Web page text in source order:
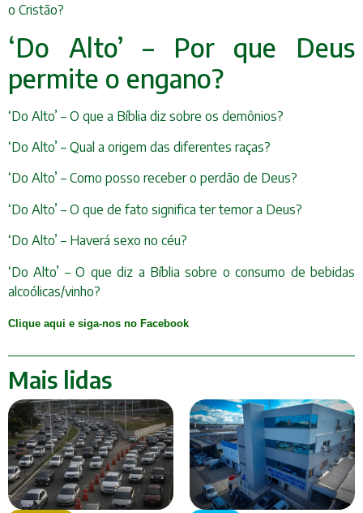
o Cristão?
‘Do Alto’ – Por que Deus
permite o engano?
‘Do Alto’ – O que a Bíblia diz sobre os demônios?
‘Do Alto’ – Qual a origem das diferentes raças?
‘Do Alto’ – Como posso receber o perdão de Deus?
‘Do Alto’ – O que de fato significa ter temor a Deus?
‘Do Alto’ – Haverá sexo no céu?
‘Do Alto’ – O que diz a Bíblia sobre o consumo de bebidas
alcoólicas/vinho?
Clique aqui e siga-nos no Facebook
Mais lidas